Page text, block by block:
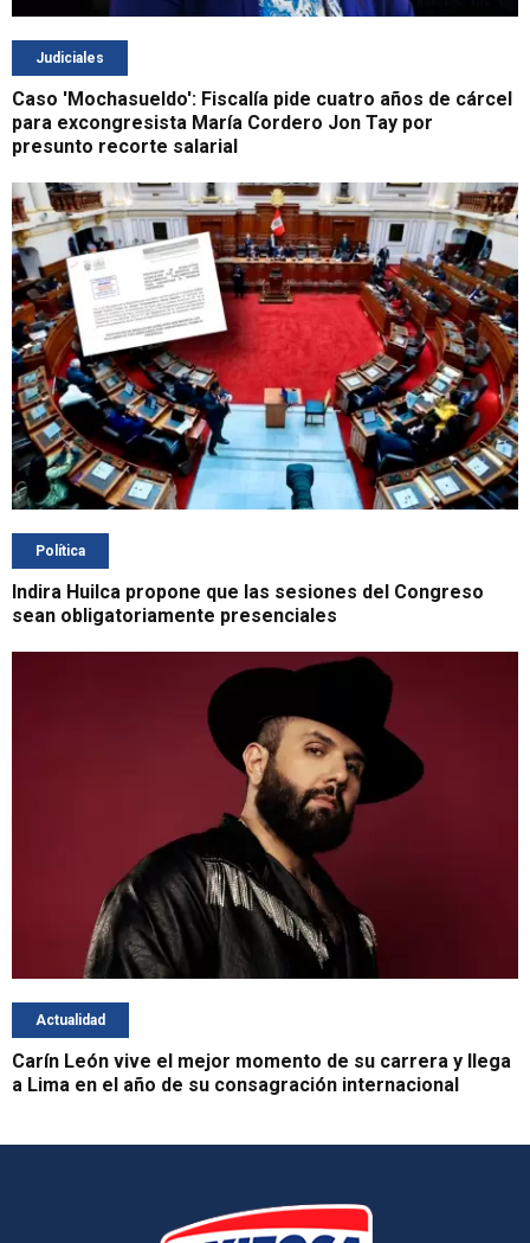
Judiciales
Caso 'Mochasueldo': Fiscalía pide cuatro años de cárcel
para excongresista María Cordero Jon Tay por
presunto recorte salarial
Política
Indira Huilca propone que las sesiones del Congreso
sean obligatoriamente presenciales
Actualidad
Carín León vive el mejor momento de su carrera y llega
a Lima en el año de su consagración internacional